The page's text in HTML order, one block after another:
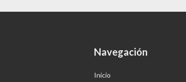
Navegación
Inicio